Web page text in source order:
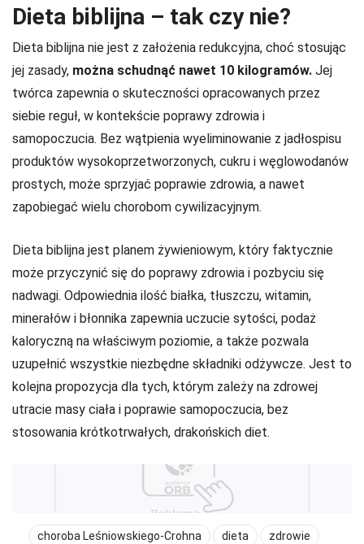
Dieta biblijna – tak czy nie?
Dieta biblijna nie jest z założenia redukcyjna, choć stosując
jej zasady, można schudnąć nawet 10 kilogramów. Jej
twórca zapewnia o skuteczności opracowanych przez
siebie reguł, w kontekście poprawy zdrowia i
samopoczucia. Bez wątpienia wyeliminowanie z jadłospisu
produktów wysokoprzetworzonych, cukru i węglowodanów
prostych, może sprzyjać poprawie zdrowia, a nawet
zapobiegać wielu chorobom cywilizacyjnym.
Dieta biblijna jest planem żywieniowym, który faktycznie
może przyczynić się do poprawy zdrowia i pozbyciu się
nadwagi. Odpowiednia ilość białka, tłuszczu, witamin,
minerałów i błonnika zapewnia uczucie sytości, podaż
kaloryczną na właściwym poziomie, a także pozwala
uzupełnić wszystkie niezbędne składniki odżywcze. Jest to
kolejna propozycja dla tych, którym zależy na zdrowej
utracie masy ciała i poprawie samopoczucia, bez
stosowania krótkotrwałych, drakońskich diet.
choroba Leśniowskiego-Crohna dieta zdrowie